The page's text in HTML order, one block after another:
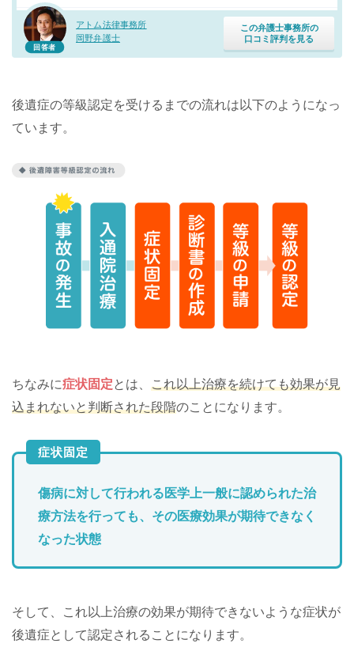
回答者
アトム法律事務所
岡野弁護士
この弁護士事務所の
口コミ評判を見る
後遺症の等級認定を受けるまでの流れは以下のようになっ
ています。
ちなみに症状固定とは、 これ以上治療を続けても効果が見
込まれないと判断された段階のことになります。
症状固定
傷病に対して行われる医学上一般に認められた治
療方法を行っても、その医療効果が期待できなく
なった状態
そして、これ以上治療の効果が期待できないような症状が
後遺症として認定されることになります。